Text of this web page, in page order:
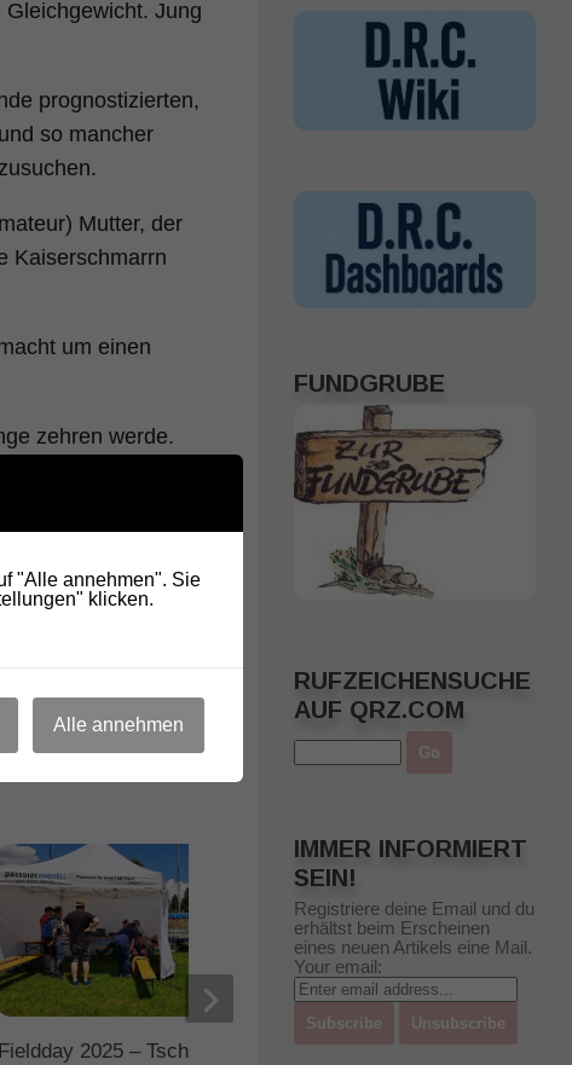
Jung
prognostizierten,
so mancher
Mutter, der
Kaiserschmarrn
um einen
zehren werde.
allem Markus
schicken und ich
Fieldday 2025 – Tschaufen, Etschtal
FUNDGRUBE
RUFZEICHENSUCHE
AUF QRZ.COM
IMMER INFORMIERT
SEIN!
Registriere deine Email und du
erhältst beim Erscheinen
eines neuen Artikels eine Mail.
Your email:
"Alle annehmen". Sie
klicken.
Alle annehmen